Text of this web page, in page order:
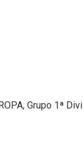
Grupo 1ª